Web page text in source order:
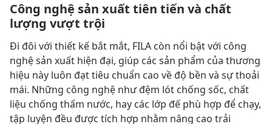
Công nghệ sản xuất tiên tiến và chất
lượng vượt trội
Đi đôi với thiết kế bắt mắt, FILA còn nổi bật với công
nghệ sản xuất hiện đại, giúp các sản phẩm của thương
hiệu này luôn đạt tiêu chuẩn cao về độ bền và sự thoải
mái. Những công nghệ như đệm lót chống sốc, chất
liệu chống thấm nước, hay các lớp đế phù hợp để chạy,
tập luyện đều được tích hợp nhằm nâng cao trải